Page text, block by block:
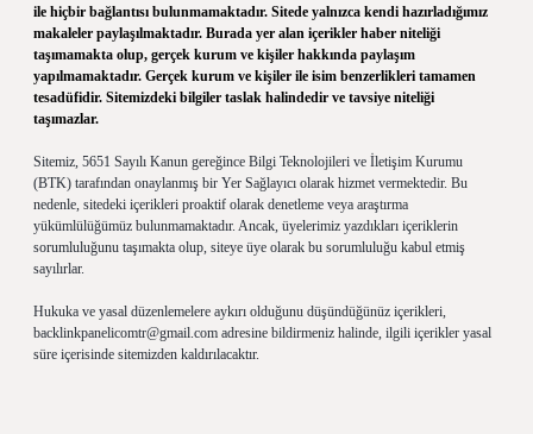
ile hiçbir bağlantısı bulunmamaktadır. Sitede yalnızca kendi hazırladığımız
makaleler paylaşılmaktadır. Burada yer alan içerikler haber niteliği
taşımamakta olup, gerçek kurum ve kişiler hakkında paylaşım
yapılmamaktadır. Gerçek kurum ve kişiler ile isim benzerlikleri tamamen
tesadüfidir. Sitemizdeki bilgiler taslak halindedir ve tavsiye niteliği
taşımazlar.
Sitemiz, 5651 Sayılı Kanun gereğince Bilgi Teknolojileri ve İletişim Kurumu
(BTK) tarafından onaylanmış bir Yer Sağlayıcı olarak hizmet vermektedir. Bu
nedenle, sitedeki içerikleri proaktif olarak denetleme veya araştırma
yükümlülüğümüz bulunmamaktadır. Ancak, üyelerimiz yazdıkları içeriklerin
sorumluluğunu taşımakta olup, siteye üye olarak bu sorumluluğu kabul etmiş
sayılırlar.
Hukuka ve yasal düzenlemelere aykırı olduğunu düşündüğünüz içerikleri,
backlinkpanelicomtr@gmail.com adresine bildirmeniz halinde, ilgili içerikler yasal
süre içerisinde sitemizden kaldırılacaktır.